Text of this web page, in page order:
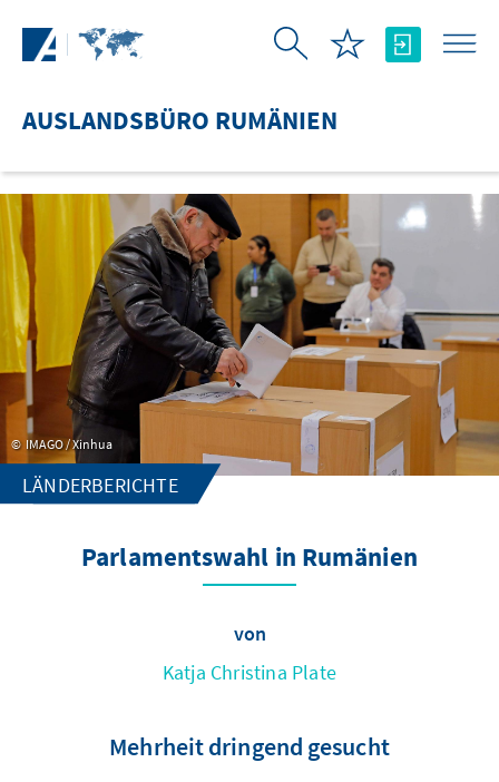
AUSLANDSBÜRO RUMÄNIEN
IMAGO / Xinhua
LÄNDERBERICHTE
Parlamentswahl in Rumänien
von
Katja Christina Plate
Mehrheit dringend gesucht